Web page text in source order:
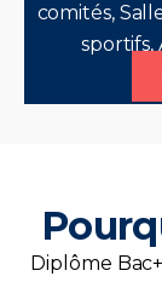
comités,
sportifs,
Diplôme